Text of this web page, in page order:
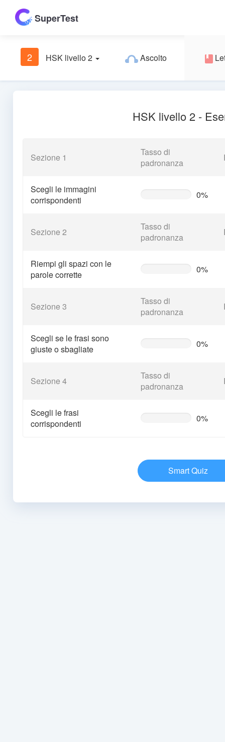
SuperTest
2 HSK livello 2 Ascolto
HSK livello 2 -
Sezione 1
Tasso di
padronanza
Scegli le immagini
corrispondenti
0%
Sezione 2
Tasso di
padronanza
Riempi gli spazi con le
parole corrette
0%
Sezione 3
Tasso di
padronanza
Scegli se le frasi sono
giuste o sbagliate
0%
Sezione 4
Tasso di
padronanza
Scegli le frasi
corrispondenti
0%
Smart Quiz